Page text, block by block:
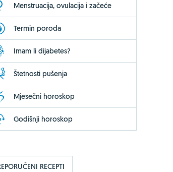
Menstruacija, ovulacija i začeće
Termin poroda
Imam li dijabetes?
Štetnosti pušenja
Mjesečni horoskop
Godišnji horoskop
RECEPTI